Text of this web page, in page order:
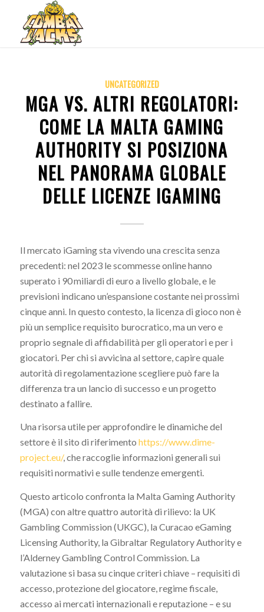
UNCATEGORIZED
MGA VS. ALTRI REGOLATORI:
COME LA MALTA GAMING
AUTHORITY SI POSIZIONA
NEL PANORAMA GLOBALE
DELLE LICENZE IGAMING
Il mercato iGaming sta vivendo una crescita senza
precedenti: nel 2023 le scommesse online hanno
superato i 90 miliardi di euro a livello globale, e le
previsioni indicano un’espansione costante nei prossimi
cinque anni. In questo contesto, la licenza di gioco non è
più un semplice requisito burocratico, ma un vero e
proprio segnale di affidabilità per gli operatori e per i
giocatori. Per chi si avvicina al settore, capire quale
autorità di regolamentazione scegliere può fare la
differenza tra un lancio di successo e un progetto
destinato a fallire.
Una risorsa utile per approfondire le dinamiche del
settore è il sito di riferimento https://www.dime-
project.eu/, che raccoglie informazioni generali sui
requisiti normativi e sulle tendenze emergenti.
Questo articolo confronta la Malta Gaming Authority
(MGA) con altre quattro autorità di rilievo: la UK
Gambling Commission (UKGC), la Curacao eGaming
Licensing Authority, la Gibraltar Regulatory Authority e
l’Alderney Gambling Control Commission. La
valutazione si basa su cinque criteri chiave – requisiti di
accesso, protezione del giocatore, regime fiscale,
accesso ai mercati internazionali e reputazione – e su